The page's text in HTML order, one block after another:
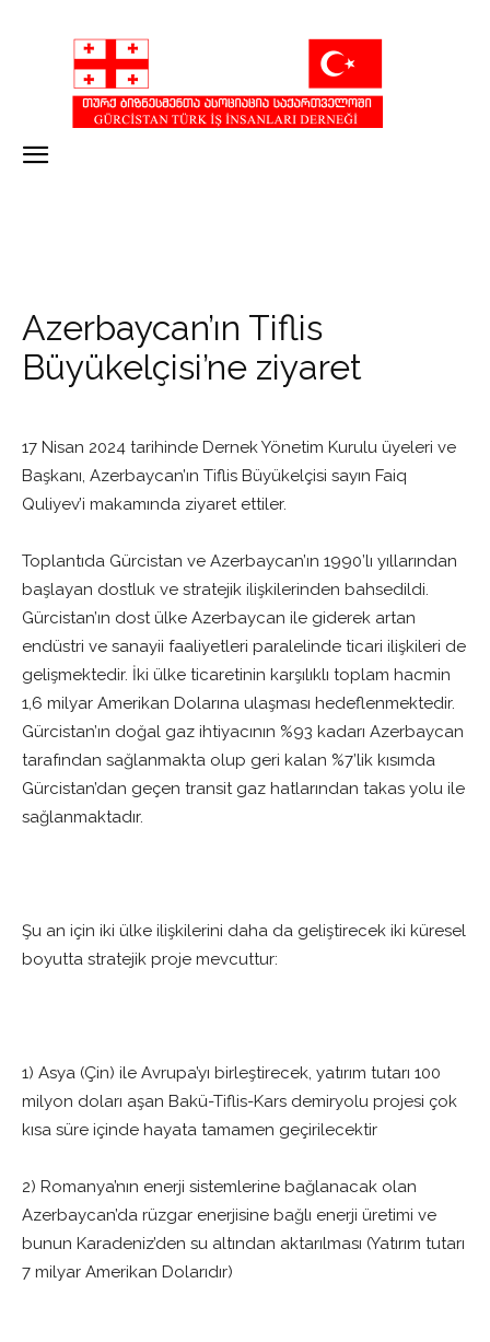
Azerbaycan’ın Tiflis
Büyükelçisi’ne ziyaret
17 Nisan 2024 tarihinde Dernek Yönetim Kurulu üyeleri ve
Başkanı, Azerbaycan’ın Tiflis Büyükelçisi sayın Faiq
Quliyev’i makamında ziyaret ettiler.
Toplantıda Gürcistan ve Azerbaycan’ın 1990’lı yıllarından
başlayan dostluk ve stratejik ilişkilerinden bahsedildi.
Gürcistan’ın dost ülke Azerbaycan ile giderek artan
endüstri ve sanayii faaliyetleri paralelinde ticari ilişkileri de
gelişmektedir. İki ülke ticaretinin karşılıklı toplam hacmin
1,6 milyar Amerikan Dolarına ulaşması hedeflenmektedir.
Gürcistan’ın doğal gaz ihtiyacının %93 kadarı Azerbaycan
tarafından sağlanmakta olup geri kalan %7’lik kısımda
Gürcistan’dan geçen transit gaz hatlarından takas yolu ile
sağlanmaktadır.
Şu an için iki ülke ilişkilerini daha da geliştirecek iki küresel
boyutta stratejik proje mevcuttur:
1) Asya (Çin) ile Avrupa’yı birleştirecek, yatırım tutarı 100
milyon doları aşan Bakü-Tiflis-Kars demiryolu projesi çok
kısa süre içinde hayata tamamen geçirilecektir
2) Romanya’nın enerji sistemlerine bağlanacak olan
Azerbaycan’da rüzgar enerjisine bağlı enerji üretimi ve
bunun Karadeniz’den su altından aktarılması (Yatırım tutarı
7 milyar Amerikan Dolarıdır)